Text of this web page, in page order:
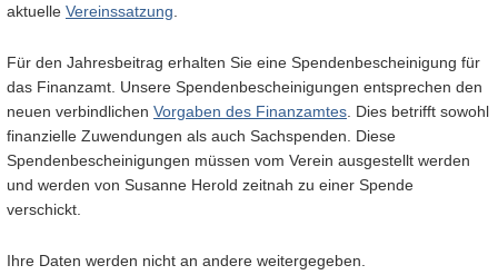
aktuelle Vereinssatzung
Für den Jahresbeitrag erhalten Sie eine Spendenbescheinigung für
das Finanzamt. Unsere Spendenbescheinigungen entsprechen den
neuen verbindlichen Vorgaben des Finanzamtes . Dies betrifft sowohl
finanzielle Zuwendungen als auch Sachspenden. Diese
Spendenbescheinigungen müssen vom Verein ausgestellt werden
und werden von Susanne Herold zeitnah zu einer Spende
verschickt.
Ihre Daten werden nicht an andere weitergegeben.